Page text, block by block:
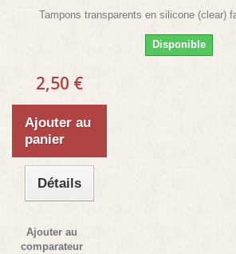
Tampons transparents en silicone (clear)
Disponible
2,50 €
Ajouter au
panier
Détails
Ajouter au
comparateur